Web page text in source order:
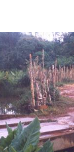
plus dans le